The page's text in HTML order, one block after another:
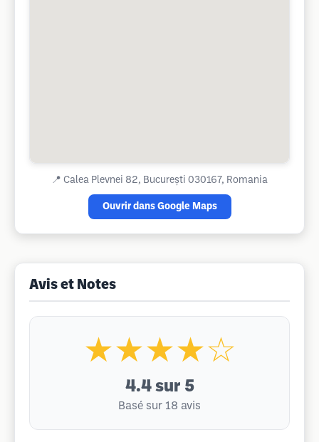
📍 Calea Plevnei 82, București 030167, Romania
Ouvrir dans Google Maps
Avis et Notes
★★★★☆
4.4 sur 5
Basé sur 18 avis